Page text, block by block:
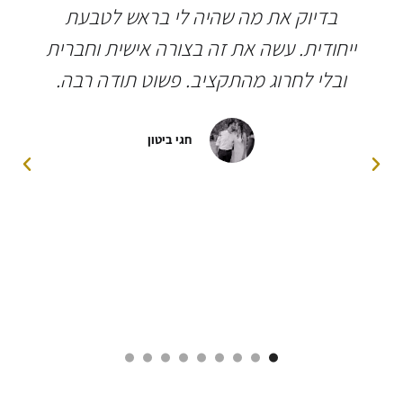
בדיוק את מה שהיה לי בראש לטבעת
ייחודית. עשה את זה בצורה אישית וחברית
ובלי לחרוג מהתקציב. פשוט תודה רבה.
חגי ביטון